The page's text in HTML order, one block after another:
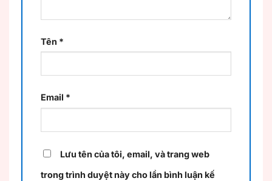
Tên *
Email *
Lưu tên của tôi, email, và trang web
trong trình duyệt này cho lần bình luận kế